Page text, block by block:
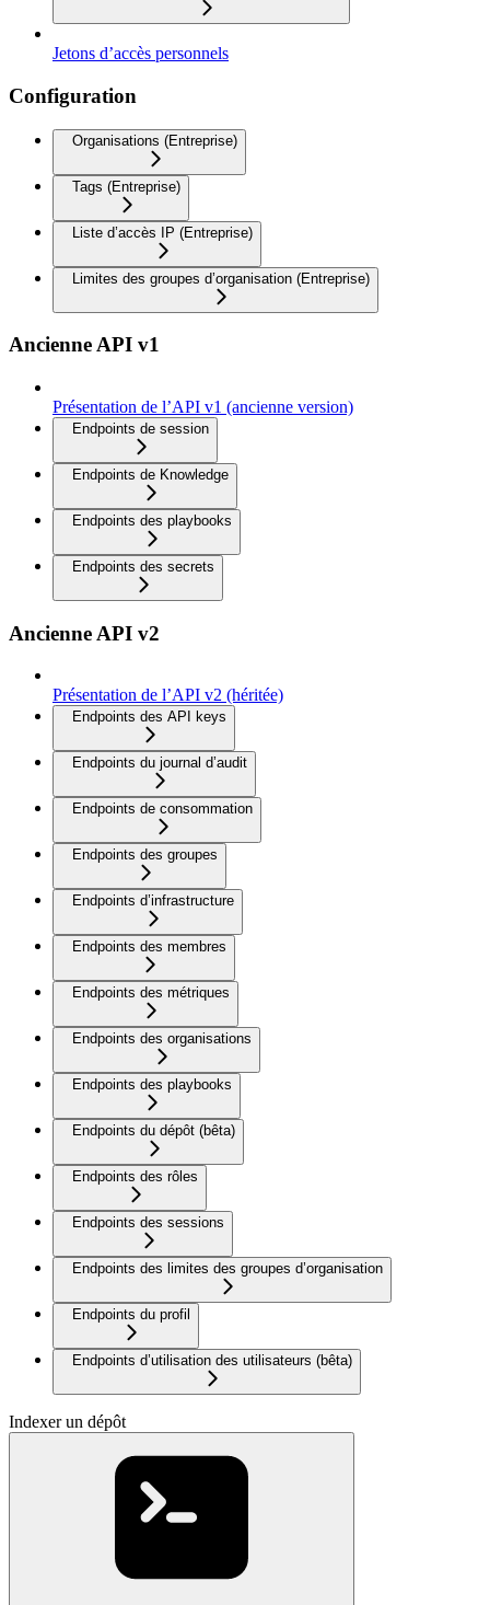
Jetons d’accès personnels
Configuration
Organisations (Entreprise)
Tags (Entreprise)
Liste d’accès IP (Entreprise)
Limites des groupes d’organisation (Entreprise)
Ancienne API v1
Présentation de l’API v1 (ancienne version)
Endpoints de session
Endpoints de Knowledge
Endpoints des playbooks
Endpoints des secrets
Ancienne API v2
Présentation de l’API v2 (héritée)
Endpoints des API keys
Endpoints du journal d’audit
Endpoints de consommation
Endpoints des groupes
Endpoints d’infrastructure
Endpoints des membres
Endpoints des métriques
Endpoints des organisations
Endpoints des playbooks
Endpoints du dépôt (bêta)
Endpoints des rôles
Endpoints des sessions
Endpoints des limites des groupes d’organisation
Endpoints du profil
Endpoints d’utilisation des utilisateurs (bêta)
Indexer un dépôt